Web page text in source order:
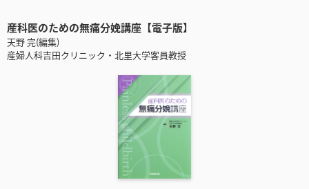
産科医のための無痛分娩講座【電子版】
天野 完(編集)
産婦人科吉田クリニック・北里大学客員教授